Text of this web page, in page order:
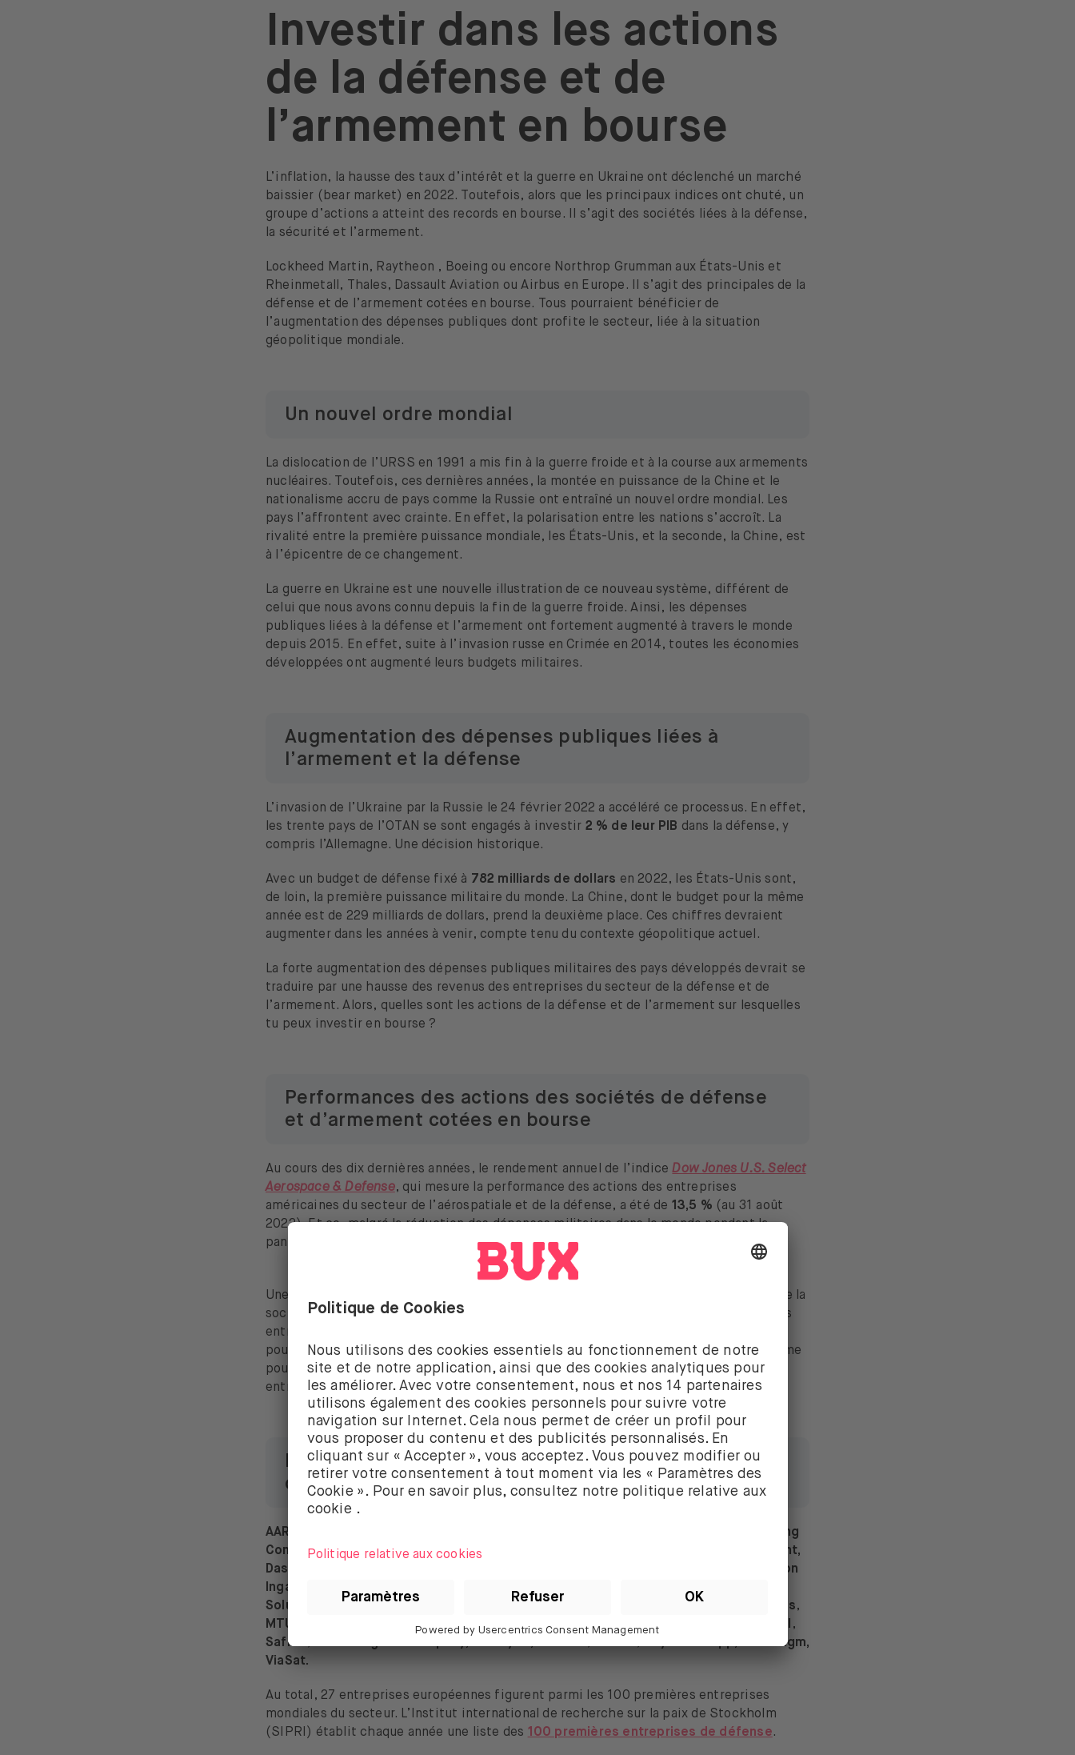
Howmet Aerospace
Huntington Ingalls
Indra Sistemas
Jacobs Solutions Jenoptik
KBR
Kratos Defense & Security Solutions
L3Harris
Leidos
Lockheed Martin
Maxar Technologies
Mercury Systems
MTU Aero Engines
Oshkosh Corporation
Rheinmetall
Safran
Sturm Ruger & Company
TransDigm
ViaSat
Investir dans les actions
de la défense et de
l’armement en bourse
L’inflation, la hausse des taux d’intérêt et la guerre en Ukraine ont déclenché un marché
baissier (bear market) en 2022. Toutefois, alors que les principaux indices ont chuté, un
groupe d’actions a atteint des records en bourse. Il s’agit des sociétés liées à la défense,
la sécurité et l’armement.
Lockheed Martin, Raytheon , Boeing ou encore Northrop Grumman aux États-Unis et
Rheinmetall, Thales, Dassault Aviation ou Airbus en Europe. Il s’agit des principales de la
défense et de l’armement cotées en bourse. Tous pourraient bénéficier de
l’augmentation des dépenses publiques dont profite le secteur, liée à la situation
géopolitique mondiale.
Un nouvel ordre mondial
La dislocation de l’URSS en 1991 a mis fin à la guerre froide et à la course aux armements
nucléaires. Toutefois, ces dernières années, la montée en puissance de la Chine et le
nationalisme accru de pays comme la Russie ont entraîné un nouvel ordre mondial. Les
pays l’affrontent avec crainte. En effet, la polarisation entre les nations s’accroît. La
rivalité entre la première puissance mondiale, les États-Unis, et la seconde, la Chine, est
à l’épicentre de ce changement.
La guerre en Ukraine est une nouvelle illustration de ce nouveau système, différent de
celui que nous avons connu depuis la fin de la guerre froide. Ainsi, les dépenses
publiques liées à la défense et l’armement ont fortement augmenté à travers le monde
depuis 2015. En effet, suite à l’invasion russe en Crimée en 2014, toutes les économies
développées ont augmenté leurs budgets militaires.
Augmentation des dépenses publiques liées à
l’armement et la défense
L’invasion de l’Ukraine par la Russie le 24 février 2022 a accéléré ce processus. En effet,
les trente pays de l’OTAN se sont engagés à investir 2 % de leur PIB dans la défense, y
compris l’Allemagne. Une décision historique.
Avec un budget de défense fixé à 782 milliards de dollars en 2022, les États-Unis sont,
de loin, la première puissance militaire du monde. La Chine, dont le budget pour la même
année est de 229 milliards de dollars, prend la deuxième place. Ces chiffres devraient
augmenter dans les années à venir, compte tenu du contexte géopolitique actuel.
La forte augmentation des dépenses publiques militaires des pays développés devrait se
traduire par une hausse des revenus des entreprises du secteur de la défense et de
l’armement. Alors, quelles sont les actions de la défense et de l’armement sur lesquelles
tu peux investir en bourse ?
Performances des actions des sociétés de défense
et d’armement cotées en bourse
Au cours des dix dernières années, le rendement annuel de l’indiceDow Jones U.S. Select
Aerospace & Defense, qui mesure la performance des actions des entreprises
américaines du secteur de l’aérospatiale et de la défense, a été de 13,5 % (au 31 août
2022). Et ce, malgré la réduction des dépenses militaires dans le monde pendant la
pandémie en 2020 et 2021.
Une partie des investissements dans la défense est investie dans d’autres secteurs de la
société civile. Dans cette liste d‘investissement thématique
, nous expliquons quelles
entreprises te permettent d’investir dans la défense et l’armement. Un secteur qui
pourrait être un puissant moteur de croissance dans les années à venir. Il en va de même
pour le secteur de lacybersécurité. Avec BUX Zero, tu peux investir dans plus de 40
entreprises de défense.
Les actions des sociétés de défense et d’armement
cotées en bourse
AAR
Boeing
Company,Booz Allen Hamilton, BWX Technologies
CACI International, Curtiss-Wright,
Dassault Aviation, General Electric,
Huntington
Ingalls
Solutions
Mercury Systems,
MTU Aero Engines
Northrop Grumman Oshkosh Corporation, Raytheon
,
Safran
ThyssenKrupp, TransDigm,
ViaSat.
Au total, 27 entreprises européennes figurent parmi les 100 premières entreprises
mondiales du secteur. L’Institut international de recherche sur la paix de Stockholm
(SIPRI) établit chaque année une liste des 100 premières entreprises de défense.